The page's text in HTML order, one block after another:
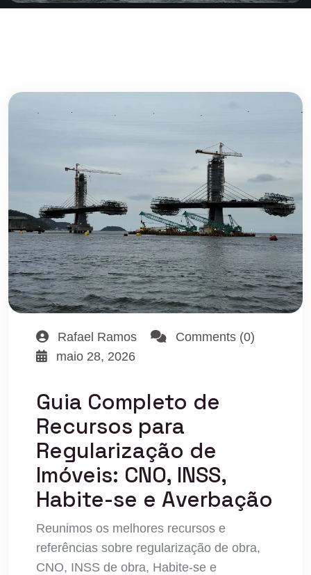
Rafael Ramos
Comments (0)
maio 28, 2026
Guia Completo de
Recursos para
Regularização de
Imóveis: CNO, INSS,
Habite-se e Averbação
Reunimos os melhores recursos e
referências sobre regularização de obra,
CNO, INSS de obra, Habite-se e